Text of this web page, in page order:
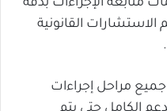
متابعة الإجراءات بدقة
الاستشارات القانونية
مراحل إجراءات